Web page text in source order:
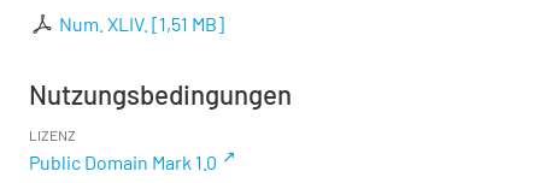
Num. XLIV. [1,51 MB]
Nutzungsbedingungen
LIZENZ
Public Domain Mark 1.0